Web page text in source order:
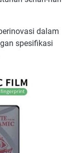
dalam
spesifikasi